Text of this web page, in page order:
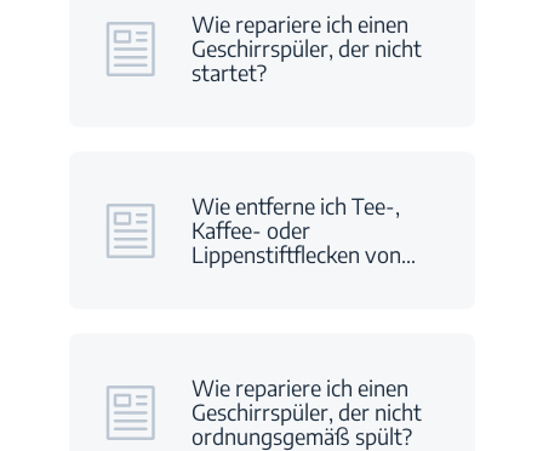
Wie repariere ich einen
Geschirrspüler, der nicht
startet?
Wie entferne ich Tee-,
Kaffee- oder
Lippenstiftflecken von…
Wie repariere ich einen
Geschirrspüler, der nicht
ordnungsgemäß spült?